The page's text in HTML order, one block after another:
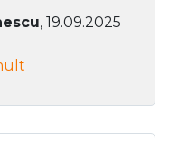
, 19.09.2025